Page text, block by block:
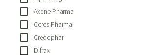
Axone Pharma
Ceres Pharma
Credophar
Difrax